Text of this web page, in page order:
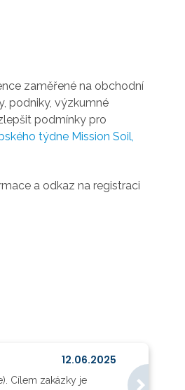
zaměřené na obchodní
podniky, výzkumné
podmínky pro
týdne Mission Soil,
a odkaz na registraci
12.06.2025
Cílem zakázky je